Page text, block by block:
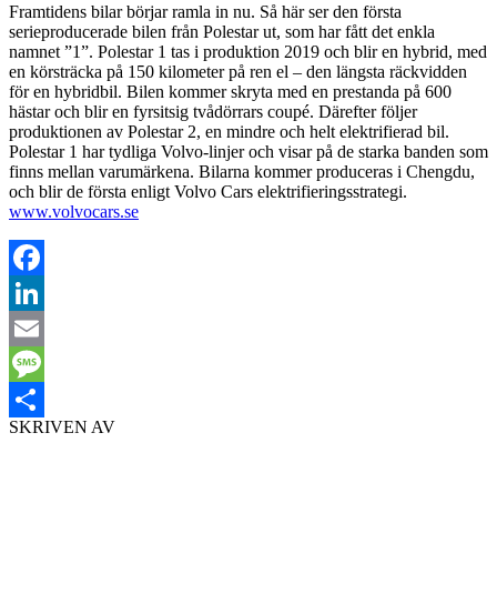
Framtidens bilar börjar ramla in nu. Så här ser den första
serieproducerade bilen från Polestar ut, som har fått det enkla
namnet ”1”. Polestar 1 tas i produktion 2019 och blir en hybrid, med
en körsträcka på 150 kilometer på ren el – den längsta räckvidden
för en hybridbil. Bilen kommer skryta med en prestanda på 600
hästar och blir en fyrsitsig tvådörrars coupé. Därefter följer
produktionen av Polestar 2, en mindre och helt elektrifierad bil.
Polestar 1 har tydliga Volvo-linjer och visar på de starka banden som
finns mellan varumärkena. Bilarna kommer produceras i Chengdu,
och blir de första enligt Volvo Cars elektrifieringsstrategi.
www.volvocars.se
Facebook
LinkedIn
Email
Message
Dela
SKRIVEN AV